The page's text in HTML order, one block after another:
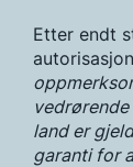
Etter endt
land er
garanti for